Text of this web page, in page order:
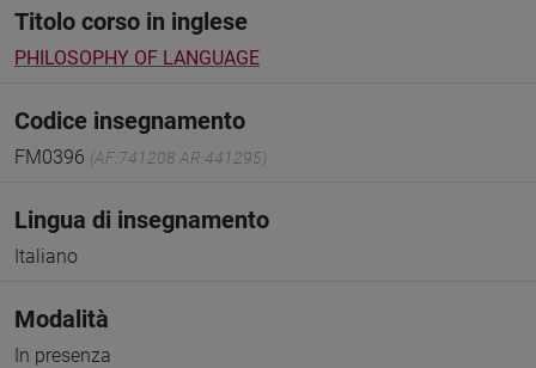
Titolo corso in inglese
PHILOSOPHY OF LANGUAGE
Codice insegnamento
FM0396 (AF:741208 AR:441295)
Lingua di insegnamento
Italiano
Modalità
In presenza